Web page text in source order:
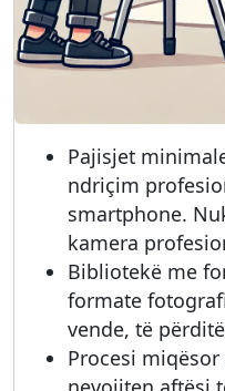
Pajisjet
ndriçim
smartphone.
kamera
Bibliotekë me
formate
vende, të
Procesi